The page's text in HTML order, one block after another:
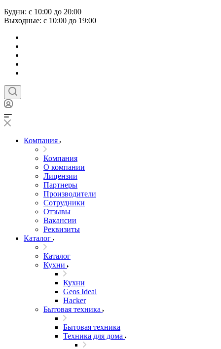
Будни: с 10:00 до 20:00
Выходные: с 10:00 до 19:00
Компания
Компания
О компании
Лицензии
Партнеры
Производители
Сотрудники
Отзывы
Вакансии
Реквизиты
Каталог
Каталог
Кухни
Кухни
Geos Ideal
Hacker
Бытовая техника
Бытовая техника
Техника для дома